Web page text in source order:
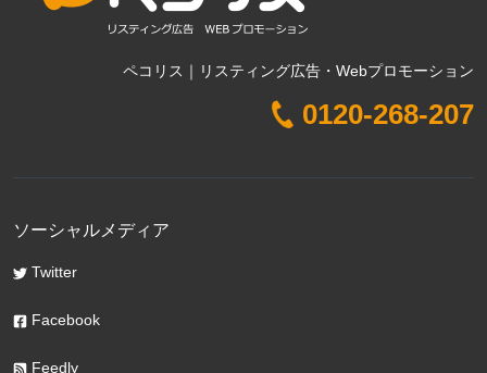
ペコリス｜リスティング広告・Webプロモーション
0120-268-207
ソーシャルメディア
Twitter
Facebook
Feedly